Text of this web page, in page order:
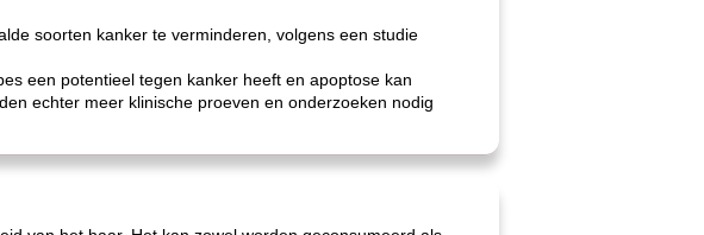
soorten kanker te verminderen, volgens een studie
een potentieel tegen kanker heeft en apoptose kan
echter meer klinische proeven en onderzoeken nodig